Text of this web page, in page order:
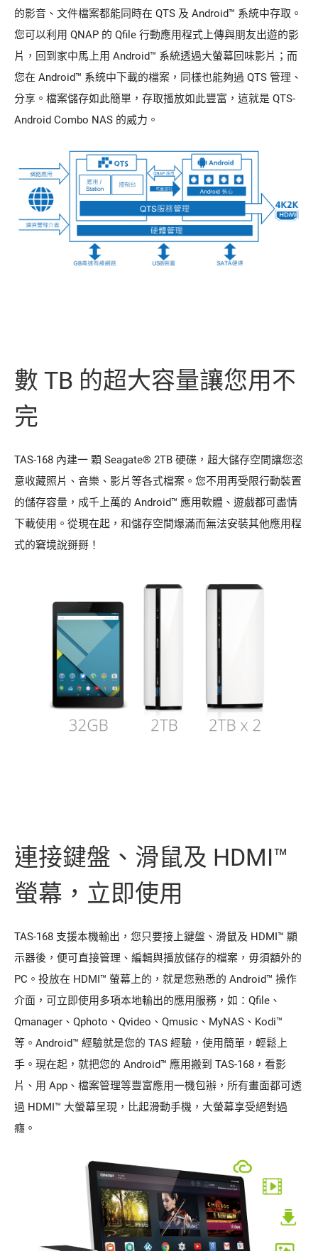
的影音、文件檔案都能同時在 QTS 及 Android™ 系統中存取。
您可以利用 QNAP 的 Qfile 行動應用程式上傳與朋友出遊的影
片，回到家中馬上用 Android™ 系統透過大螢幕回味影片；而
您在 Android™ 系統中下載的檔案，同樣也能夠過 QTS 管理、
分享。檔案儲存如此簡單，存取播放如此豐富，這就是 QTS-
Android Combo NAS 的威力。
數 TB 的超大容量讓您用不
完
TAS-168 內建一 顆 Seagate® 2TB 硬碟，超大儲存空間讓您恣
意收藏照片、音樂、影片等各式檔案。您不用再受限行動裝置
的儲存容量，成千上萬的 Android™ 應用軟體、遊戲都可盡情
下載使用。從現在起，和儲存空間爆滿而無法安裝其他應用程
式的窘境說掰掰！
連接鍵盤、滑鼠及 HDMI™
螢幕，立即使用
TAS-168 支援本機輸出，您只要接上鍵盤、滑鼠及 HDMI™ 顯
示器後，便可直接管理、編輯與播放儲存的檔案，毋須額外的
PC。投放在 HDMI™ 螢幕上的，就是您熟悉的 Android™ 操作
介面，可立即使用多項本地輸出的應用服務，如：Qfile、
Qmanager、Qphoto、Qvideo、Qmusic、MyNAS、Kodi™
等。Android™ 經驗就是您的 TAS 經驗，使用簡單，輕鬆上
手。現在起，就把您的 Android™ 應用搬到 TAS-168，看影
片、用 App、檔案管理等豐富應用一機包辦，所有畫面都可透
過 HDMI™ 大螢幕呈現，比起滑動手機，大螢幕享受絕對過
癮。